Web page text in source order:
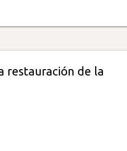
restauración de la